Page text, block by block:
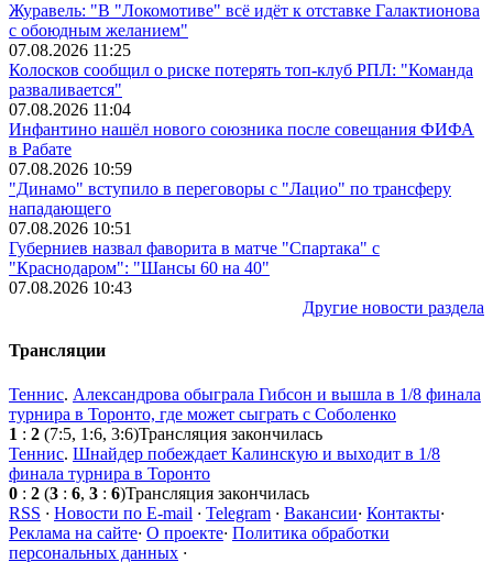
Журавель: "В "Локомотиве" всё идёт к отставке Галактионова
с обоюдным желанием"
07.08.2026 11:25
Колосков сообщил о риске потерять топ-клуб РПЛ: "Команда
разваливается"
07.08.2026 11:04
Инфантино нашёл нового союзника после совещания ФИФА
в Рабате
07.08.2026 10:59
"Динамо" вступило в переговоры с "Лацио" по трансферу
нападающего
07.08.2026 10:51
Губерниев назвал фаворита в матче "Спартака" с
"Краснодаром": "Шансы 60 на 40"
07.08.2026 10:43
Другие новости раздела
Трансляции
Теннис. Александрова обыграла Гибсон и вышла в 1/8 финала
турнира в Торонто, где может сыграть с Соболенко
1 : 2 (7:5, 1:6, 3:6)Трансляция закончилась
Теннис. Шнайдер побеждает Калинскую и выходит в 1/8
финала турнира в Торонто
0 : 2 (3 : 6, 3 : 6)Трансляция закончилась
RSS · Новости по E-mail · Telegram · Вакансии· Контакты·
Реклама на сайте· О проекте· Политика обработки
персональных данных ·